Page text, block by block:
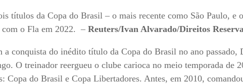
títulos da Copa do Brasil – o mais recente como São Paulo, e
com o Fla em 2022. – Reuters/Ivan Alvarado/Direitos
a conquista do inédito título da Copa do Brasil no ano passado,
O treinador reergueu o clube carioca no meio temporada de
Copa do Brasil e Copa Libertadores. Antes, em 2010,